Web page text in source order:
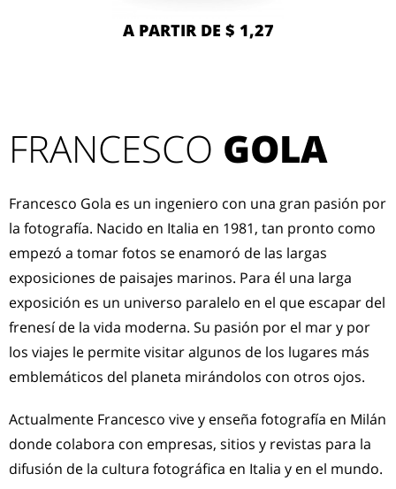
A PARTIR DE $ 1,27
FRANCESCO GOLA
Francesco Gola es un ingeniero con una gran pasión por
la fotografía. Nacido en Italia en 1981, tan pronto como
empezó a tomar fotos se enamoró de las largas
exposiciones de paisajes marinos. Para él una larga
exposición es un universo paralelo en el que escapar del
frenesí de la vida moderna. Su pasión por el mar y por
los viajes le permite visitar algunos de los lugares más
emblemáticos del planeta mirándolos con otros ojos.
Actualmente Francesco vive y enseña fotografía en Milán
donde colabora con empresas, sitios y revistas para la
difusión de la cultura fotográfica en Italia y en el mundo.